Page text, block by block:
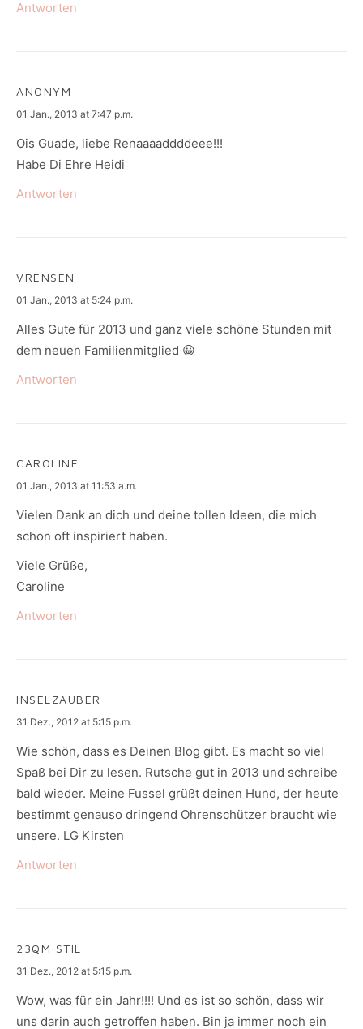
Antworten
ANONYM
says:
01 Jan., 2013 at 7:47 p.m.
Ois Guade, liebe Renaaaaddddeee!!!
Habe Di Ehre Heidi
Antworten
VRENSEN
says:
01 Jan., 2013 at 5:24 p.m.
Alles Gute für 2013 und ganz viele schöne Stunden mit
dem neuen Familienmitglied 😀
Antworten
CAROLINE
says:
01 Jan., 2013 at 11:53 a.m.
Vielen Dank an dich und deine tollen Ideen, die mich
schon oft inspiriert haben.
Viele Grüße,
Caroline
Antworten
INSELZAUBER
says:
31 Dez., 2012 at 5:15 p.m.
Wie schön, dass es Deinen Blog gibt. Es macht so viel
Spaß bei Dir zu lesen. Rutsche gut in 2013 und schreibe
bald wieder. Meine Fussel grüßt deinen Hund, der heute
bestimmt genauso dringend Ohrenschützer braucht wie
unsere. LG Kirsten
Antworten
23QM STIL
says:
31 Dez., 2012 at 5:15 p.m.
Wow, was für ein Jahr!!!! Und es ist so schön, dass wir
uns darin auch getroffen haben. Bin ja immer noch ein